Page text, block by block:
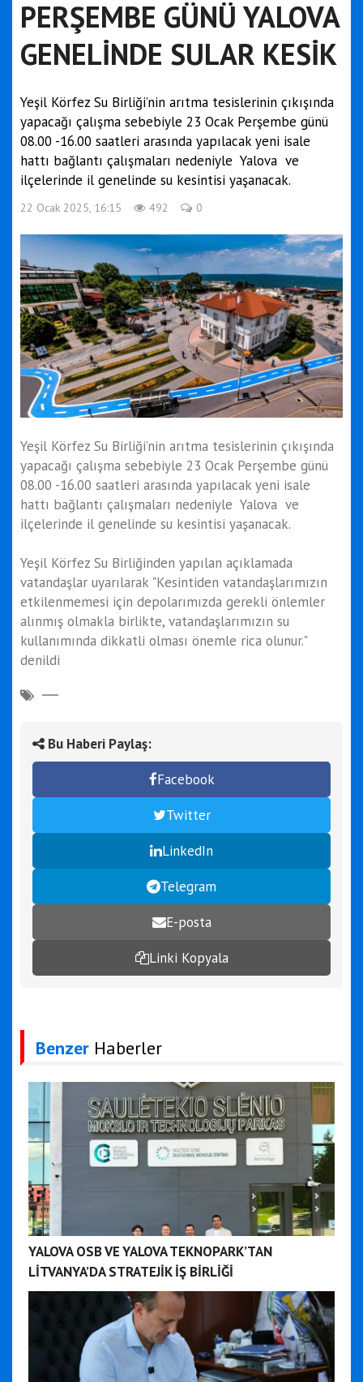
PERŞEMBE GÜNÜ YALOVA
GENELİNDE SULAR KESİK
Yeşil Körfez Su Birliği’nin arıtma tesislerinin çıkışında
yapacağı çalışma sebebiyle 23 Ocak Perşembe günü
08.00 -16.00 saatleri arasında yapılacak yeni isale
hattı bağlantı çalışmaları nedeniyle Yalova ve
ilçelerinde il genelinde su kesintisi yaşanacak.
22 Ocak 2025, 16:15 492 0
Yeşil Körfez Su Birliği’nin arıtma tesislerinin çıkışında
yapacağı çalışma sebebiyle 23 Ocak Perşembe günü
08.00 -16.00 saatleri arasında yapılacak yeni isale
hattı bağlantı çalışmaları nedeniyle Yalova ve
ilçelerinde il genelinde su kesintisi yaşanacak.
Yeşil Körfez Su Birliğinden yapılan açıklamada
vatandaşlar uyarılarak "Kesintiden vatandaşlarımızın
etkilenmemesi için depolarımızda gerekli önlemler
alınmış olmakla birlikte, vatandaşlarımızın su
kullanımında dikkatli olması önemle rica olunur."
denildi
Bu Haberi Paylaş:
Facebook
Twitter
LinkedIn
Telegram
E-posta
Linki Kopyala
Benzer Haberler
YALOVA OSB VE YALOVA TEKNOPARK’TAN
LİTVANYA’DA STRATEJİK İŞ BİRLİĞİ